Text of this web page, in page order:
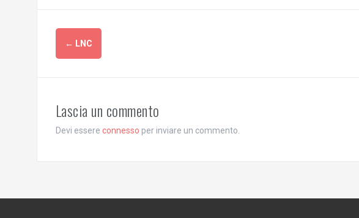
N
v
i
z
← LNC
Lascia un commento
Devi essere connesso per inviare un commento.